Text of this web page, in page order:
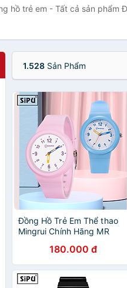
hồ trẻ em - Tất cả sản phẩm
1.528Sản Phẩm
Đồng Hồ Trẻ Em Thể thao
Mingrui Chính Hãng MR
(Kèm video)180.000 đ